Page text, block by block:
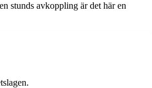
stunds avkoppling är det här en